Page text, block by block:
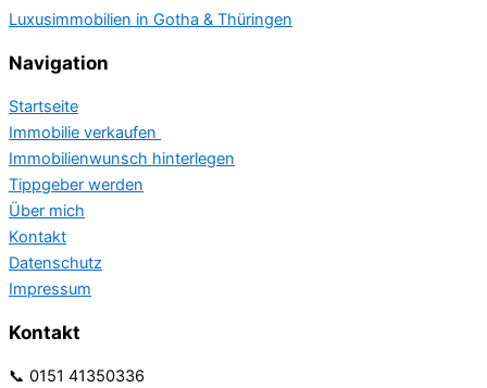
Luxusimmobilien in Gotha & Thüringen
Navigation
Startseite
Immobilie verkaufen
Immobilienwunsch hinterlegen
Tippgeber werden
Über mich
Kontakt
Datenschutz
Impressum
Kontakt
📞 0151 41350336